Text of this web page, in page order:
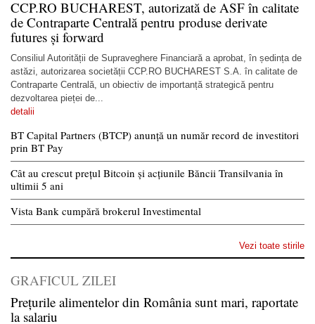
CCP.RO BUCHAREST, autorizată de ASF în calitate
de Contraparte Centrală pentru produse derivate
futures și forward
Consiliul Autorității de Supraveghere Financiară a aprobat, în ședința de
astăzi, autorizarea societății CCP.RO BUCHAREST S.A. în calitate de
Contraparte Centrală, un obiectiv de importanță strategică pentru
dezvoltarea pieței de...
detalii
BT Capital Partners (BTCP) anunță un număr record de investitori
prin BT Pay
Cât au crescut prețul Bitcoin și acțiunile Băncii Transilvania în
ultimii 5 ani
Vista Bank cumpără brokerul Investimental
Vezi toate stirile
GRAFICUL ZILEI
Prețurile alimentelor din România sunt mari, raportate
la salariu